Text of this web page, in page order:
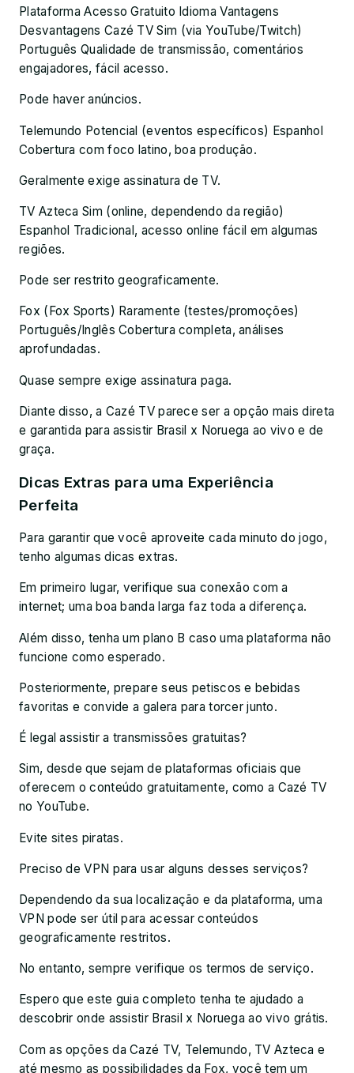
Plataforma Acesso Gratuito Idioma Vantagens
Desvantagens Cazé TV Sim (via YouTube/Twitch)
Português Qualidade de transmissão, comentários
engajadores, fácil acesso.
Pode haver anúncios.
Telemundo Potencial (eventos específicos) Espanhol
Cobertura com foco latino, boa produção.
Geralmente exige assinatura de TV.
TV Azteca Sim (online, dependendo da região)
Espanhol Tradicional, acesso online fácil em algumas
regiões.
Pode ser restrito geograficamente.
Fox (Fox Sports) Raramente (testes/promoções)
Português/Inglês Cobertura completa, análises
aprofundadas.
Quase sempre exige assinatura paga.
Diante disso, a Cazé TV parece ser a opção mais direta
e garantida para assistir Brasil x Noruega ao vivo e de
graça.
Dicas Extras para uma Experiência
Perfeita
Para garantir que você aproveite cada minuto do jogo,
tenho algumas dicas extras.
Em primeiro lugar, verifique sua conexão com a
internet; uma boa banda larga faz toda a diferença.
Além disso, tenha um plano B caso uma plataforma não
funcione como esperado.
Posteriormente, prepare seus petiscos e bebidas
favoritas e convide a galera para torcer junto.
É legal assistir a transmissões gratuitas?
Sim, desde que sejam de plataformas oficiais que
oferecem o conteúdo gratuitamente, como a Cazé TV
no YouTube.
Evite sites piratas.
Preciso de VPN para usar alguns desses serviços?
Dependendo da sua localização e da plataforma, uma
VPN pode ser útil para acessar conteúdos
geograficamente restritos.
No entanto, sempre verifique os termos de serviço.
Espero que este guia completo tenha te ajudado a
descobrir onde assistir Brasil x Noruega ao vivo grátis.
Com as opções da Cazé TV, Telemundo, TV Azteca e
até mesmo as possibilidades da Fox, você tem um